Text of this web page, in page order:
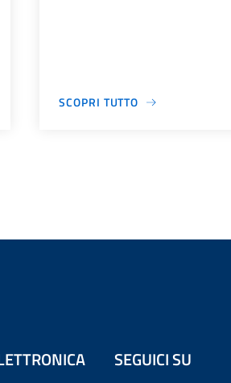
SCOPRI TUTTO
SEGUICI SU